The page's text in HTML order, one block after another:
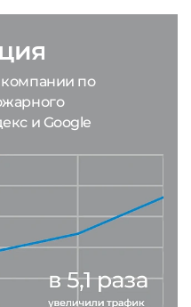
компании по
и Google